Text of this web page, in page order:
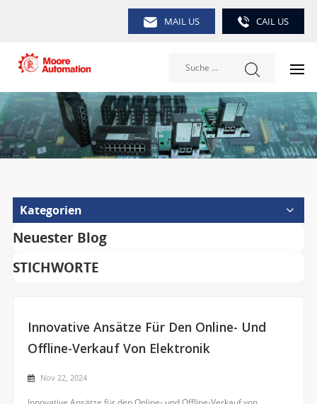
MAIL US CAIL US
Kategorien
Neuester Blog
STICHWORTE
Innovative Ansätze Für Den Online- Und
Offline-Verkauf Von Elektronik
Nov 22, 2024